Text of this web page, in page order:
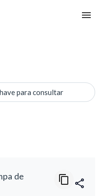
para consultar
de